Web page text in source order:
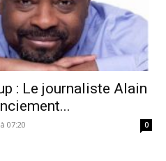
: Le journaliste Alain
07:20 0